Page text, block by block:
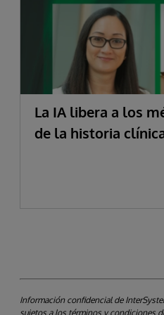
La IA libera a los
de la historia
Información confidencial de
sujetos a los términos y condiciones